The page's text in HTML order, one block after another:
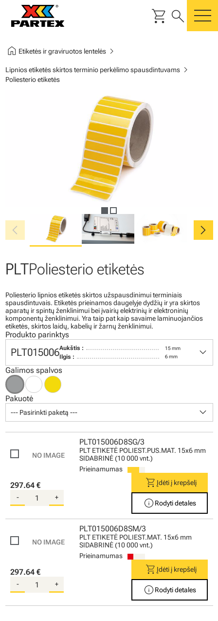
shopping_cart search
home Etiketės ir graviruotos lentelėschevron_right
Lipnios etiketės skirtos terminio perkėlimo spausdintuvamschevron_right
Poliesterio etiketės
chevron_left chevron_right
PLTPoliesterio etiketės
Poliesterio lipnios etiketės skirtos užspausdinimui terminiais
spausdintuvais. Etiketės prieinamos daugelyje dydžių ir yra skirtos
aparatų ir spintų ženklinimui bei įvairių elektrinių ir elektroninių
komponentų ženklinimui. Yra taip pat kaip savaime laminuojančios
etiketės, skirtos laidų, kabelių ir žarnų ženklinimui.
Produkto parinktys
PLT015006Aukštis : 15 mm
Ilgis : 6 mm keyboard_arrow_down
Galimos spalvos
Pakuotė
--- Pasirinkti paketą --- keyboard_arrow_down
PLT015006D8SG/3
PLT ETIKETĖ POLIEST.PUS.MAT. 15x6 mm
SIDABRINĖ (10 000 vnt.)
Prieinamumas
297.64 €
- +
shopping_cartĮdėti į krepšelį
info Rodyti detales
PLT015006D8SM/3
PLT ETIKETĖ POLIEST.MAT. 15x6 mm
SIDABRINĖ (10 000 vnt.)
Prieinamumas
297.64 €
- +
shopping_cartĮdėti į krepšelį
info Rodyti detales